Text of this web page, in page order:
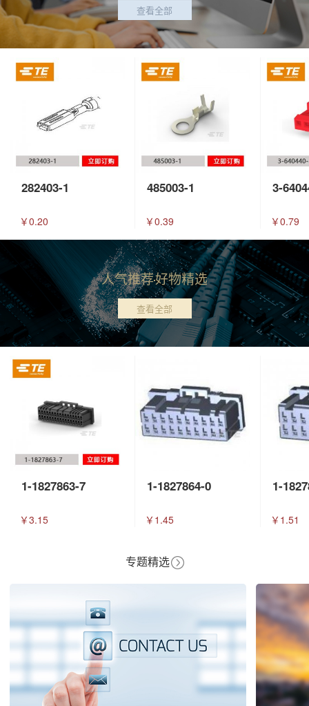
查看全部
282403-1
￥0.20
485003-1
￥0.39
3-
￥0.79
人气推荐好物精选
查看全部
1-1827863-7
￥3.15
1-1827864-0
￥1.45
1-
￥1.51
专题精选